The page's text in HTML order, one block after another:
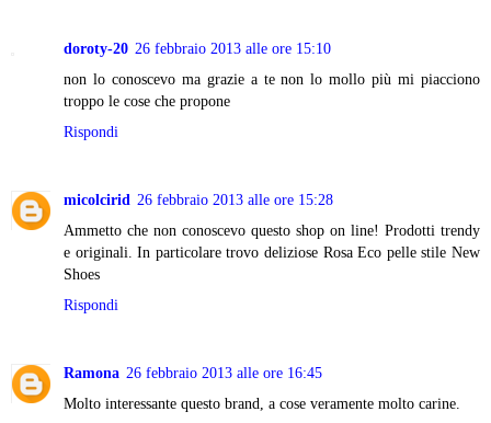
doroty-20 26 febbraio 2013 alle ore 15:10
non lo conoscevo ma grazie a te non lo mollo più mi piacciono
troppo le cose che propone
Rispondi
micolcirid 26 febbraio 2013 alle ore 15:28
Ammetto che non conoscevo questo shop on line! Prodotti trendy
e originali. In particolare trovo deliziose Rosa Eco pelle stile New
Shoes
Rispondi
Ramona 26 febbraio 2013 alle ore 16:45
Molto interessante questo brand, a cose veramente molto carine.